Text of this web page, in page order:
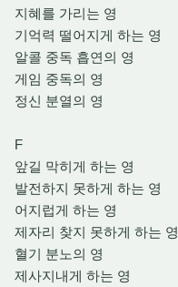
지혜를 가리는 영
기억력 떨어지게 하는 영
알콜 중독 흡연의 영
게임 중독의 영
정신 분열의 영
F
앞길 막히게 하는 영
발전하지 못하게 하는 영
어지럽게 하는 영
제자리 찾지 못하게 하는 영
혈기 분노의 영
제사지내게 하는 영